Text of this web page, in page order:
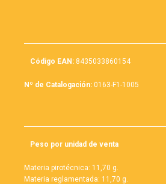
Código EAN: 8435033860154
Nº de Catalogación: 0163-F1-1005
Peso por unidad de venta
Materia pirotécnica: 11,70 g.
Materia reglamentada: 11,70 g.